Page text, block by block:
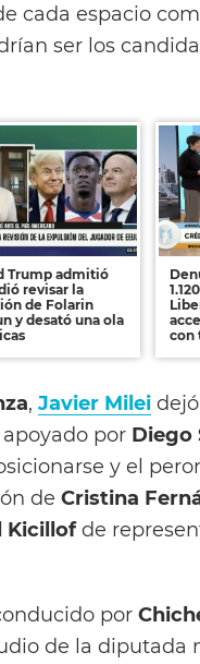
cada espacio
ser los
Trump admitió
revisar la
de Folarin
y desató una ola
con
, Javier Milei
por Diego
y el
de Cristina
Kicillofde
por
de la diputada